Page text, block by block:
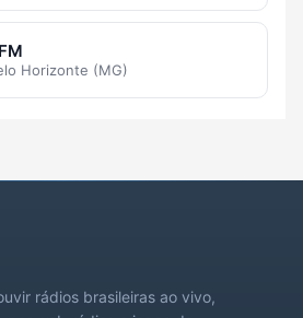
Horizonte (MG)
rádios brasileiras ao vivo,